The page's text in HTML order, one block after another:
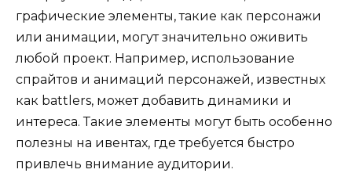
графические элементы, такие как персонажи
или анимации, могут значительно оживить
любой проект. Например, использование
спрайтов и анимаций персонажей, известных
как battlers, может добавить динамики и
интереса. Такие элементы могут быть особенно
полезны на ивентах, где требуется быстро
привлечь внимание аудитории.